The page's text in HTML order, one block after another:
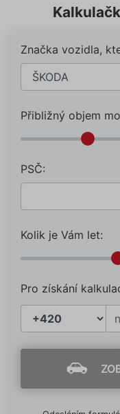
Značka vozidla,
Přibližný objem
PSČ:
Kolik je Vám let:
Pro získání